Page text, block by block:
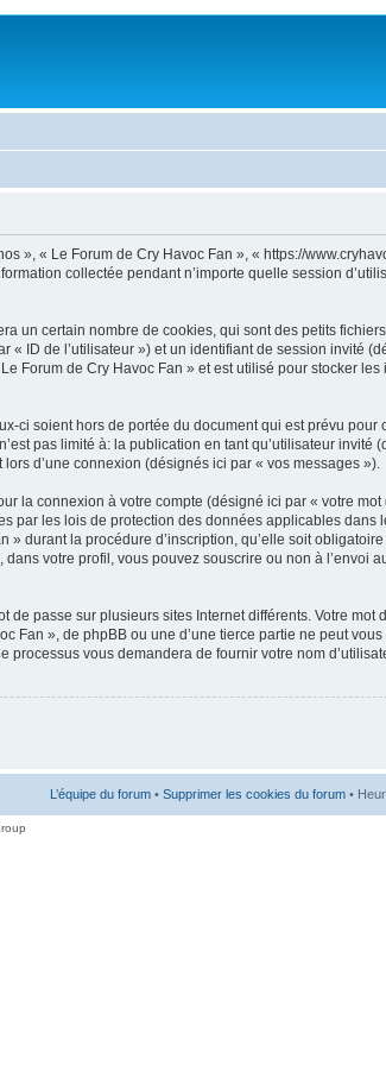
», « Le Forum de Cry Havoc Fan », « https://
collectée pendant n’importe quelle session
un certain nombre de cookies, qui sont des petits
ID de l’utilisateur ») et un identifiant de session invité
Forum de Cry Havoc Fan » et est utilisé pour stocker
ci soient hors de portée du document qui est prévu
pas limité à: la publication en tant qu’utilisateur invité
d’une connexion (désignés ici par « vos messages »).
la connexion à votre compte (désigné ici par « votre
par les lois de protection des données applicables dans
durant la procédure d’inscription, qu’elle soit
votre profil, vous pouvez souscrire ou non à l’envoi
passe sur plusieurs sites Internet différents. Votre mot
», de phpBB ou une d’une tierce partie ne peut
vous demandera de fournir votre nom
L’équipe du forum • Supprimer les cookies du forum •